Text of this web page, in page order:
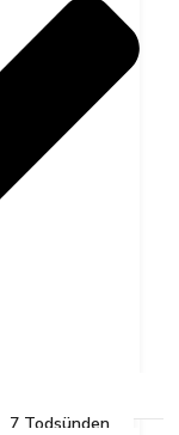
7 Todsünden